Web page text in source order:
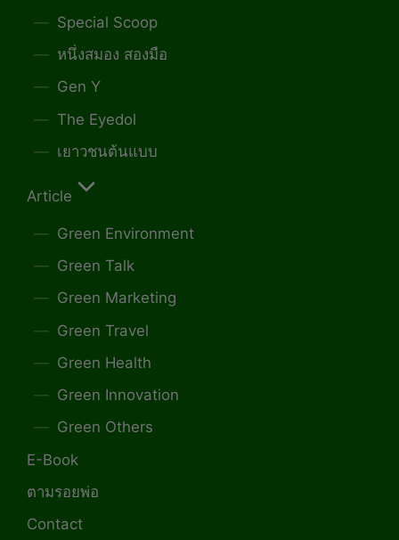
Special Scoop
หนึ่งสมอง สองมือ
Gen Y
The Eyedol
เยาวชนต้นแบบ
Article
Green Environment
Green Talk
Green Marketing
Green Travel
Green Health
Green Innovation
Green Others
E-Book
ตามรอยพ่อ
Contact